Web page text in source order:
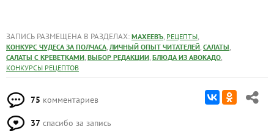
ЗАПИСЬ РАЗМЕЩЕНА В РАЗДЕЛАХ: МАХЕЕВЪ, РЕЦЕПТЫ,
КОНКУРС ЧУДЕСА ЗА ПОЛЧАСА, ЛИЧНЫЙ ОПЫТ ЧИТАТЕЛЕЙ, САЛАТЫ,
САЛАТЫ С КРЕВЕТКАМИ, ВЫБОР РЕДАКЦИИ, БЛЮДА ИЗ АВОКАДО,
КОНКУРСЫ РЕЦЕПТОВ
75 комментариев
37 спасибо за запись